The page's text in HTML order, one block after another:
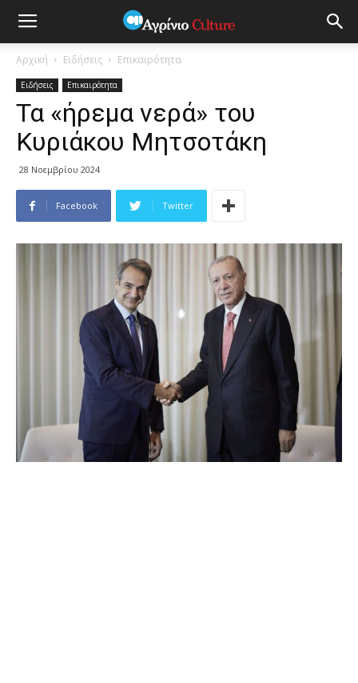
Αρχική Ειδήσεις Επικαιρότητα
Ειδήσεις Επικαιρότητα
Τα «ήρεμα νερά» του
Κυριάκου Μητσοτάκη
28 Νοεμβρίου 2024
Facebook Twitter